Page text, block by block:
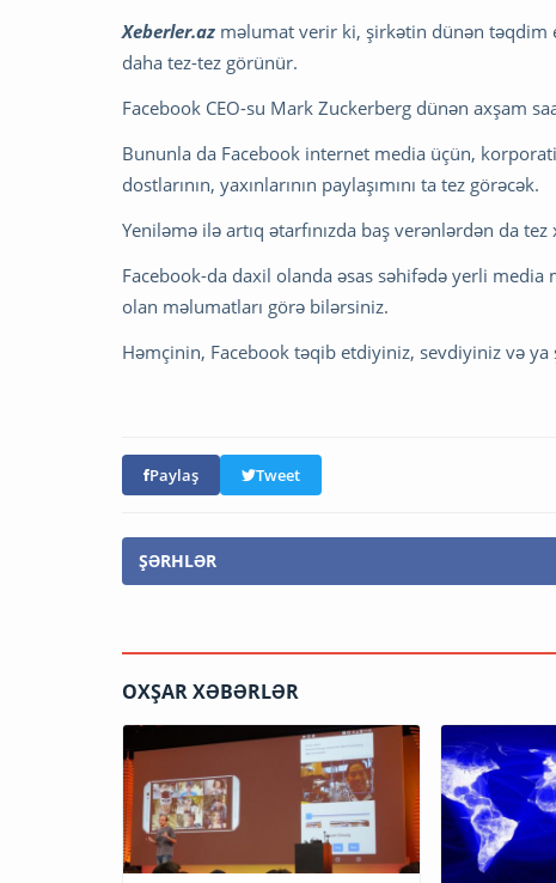
Xeberler.az məlumat verir ki, şirkətin dünən təqdim
daha tez-tez görünür.
Facebook CEO-su Mark Zuckerberg dünən axşam
Bununla da Facebook internet media üçün,
dostlarının, yaxınlarının paylaşımını ta tez görəcək.
Yeniləmə ilə artıq ətarfınızda baş verənlərdən da
Facebook-da daxil olanda əsas səhifədə yerli
olan məlumatları görə bilərsiniz.
Həmçinin, Facebook təqib etdiyiniz, sevdiyiniz və ya
Paylaş Tweet
ŞƏRHLƏR
OXŞAR XƏBƏRLƏR